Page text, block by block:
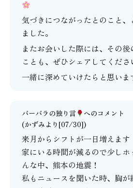
気づきにつながったとのこと、
ました。
またお会いした際には、その
ことも、ぜひシェアしてくださ
一緒に深めていけたらと思いま
バーバラの独り言
へのコメント
(かずみより[07/30])
来月からシフトが一日増えます
家にいる時間が減るので少し
んな中、熊本の地震！
私もニュースを聞いた時、胸が